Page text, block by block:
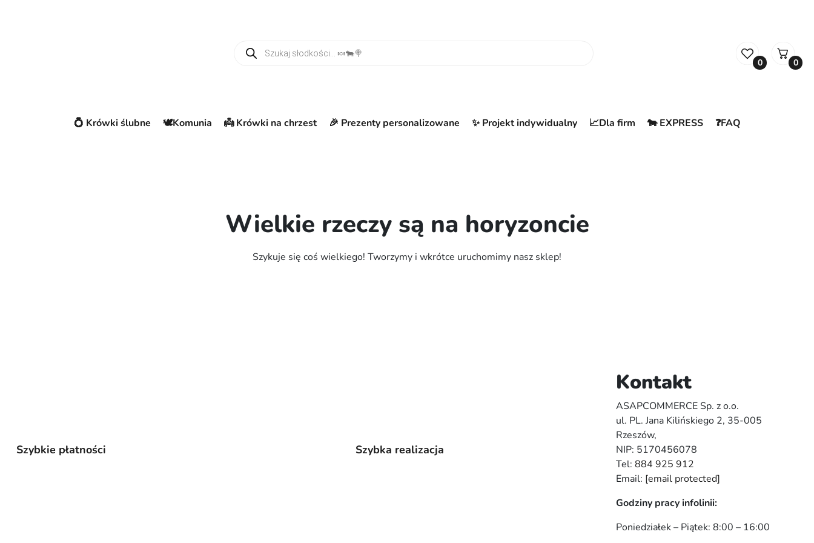
0 0
💍 Krówki ślubne 🕊️Komunia 👼 Krówki na chrzest 🎉 Prezenty personalizowane ✨ Projekt indywidualny 📈Dla firm 🐄 EXPRESS ❓FAQ
Wielkie rzeczy są na horyzoncie
Szykuje się coś wielkiego! Tworzymy i wkrótce uruchomimy nasz sklep!
Szybkie płatności Szybka realizacja
Kontakt
ASAPCOMMERCE Sp. z o.o.
ul. PL. Jana Kilińskiego 2, 35-005
Rzeszów,
NIP: 5170456078
Tel: 884 925 912
Email: [email protected]
Godziny pracy infolinii:
Poniedziałek – Piątek: 8:00 – 16:00